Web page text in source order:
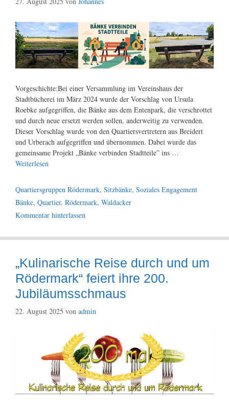
Vorgeschichte:Bei einer Versammlung im Vereinshaus der
Stadtbücherei im März 2024 wurde der Vorschlag von Ursula
Roebke aufgegriffen, die Bänke aus dem Entenpark, die verschrottet
und durch neue ersetzt werden sollen, anderweitig zu verwenden.
Dieser Vorschlag wurde von den Quartiersvertretern aus Breidert
und Urberach aufgegriffen und übernommen. Dabei wurde das
gemeinsame Projekt „Bänke verbinden Stadtteile” ins …
Weiterlesen
Kategorien
Quartiersgruppen Rödermark, Sitzbänke, Soziales Engagement
Schlagwörter
Bänke, Quartier, Rödermark, Waldacker
Kommentar hinterlassen
„Kulinarische Reise durch und um
Rödermark“ feiert ihre 200.
Jubiläumsschmaus
22. August 2025 von admin